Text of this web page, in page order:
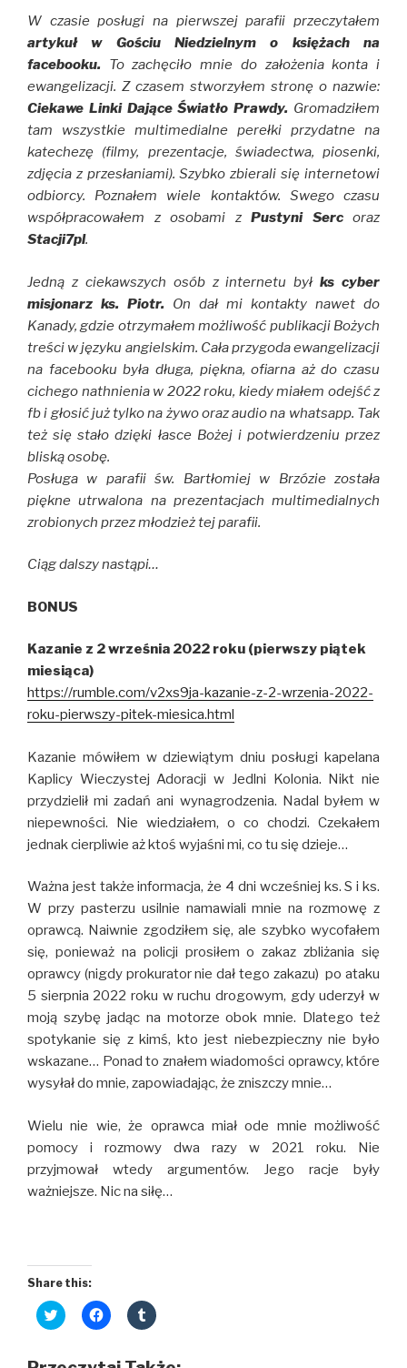
W czasie posługi na pierwszej parafii przeczytałem
artykuł w Gościu Niedzielnym o księżach na
facebooku. To zachęciło mnie do założenia konta i
ewangelizacji. Z czasem stworzyłem stronę o nazwie:
Ciekawe Linki Dające Światło Prawdy. Gromadziłem
tam wszystkie multimedialne perełki przydatne na
katechezę (filmy, prezentacje, świadectwa, piosenki,
zdjęcia z przesłaniami). Szybko zbierali się internetowi
odbiorcy. Poznałem wiele kontaktów. Swego czasu
współpracowałem z osobami z Pustyni Sercoraz
Stacji7pl.
Jedną z ciekawszych osób z internetu byłks cyber
misjonarz ks. Piotr. On dał mi kontakty nawet do
Kanady, gdzie otrzymałem możliwość publikacji Bożych
treści w języku angielskim. Cała przygoda ewangelizacji
na facebooku była długa, piękna, ofiarna aż do czasu
cichego nathnienia w 2022 roku, kiedy miałem odejść z
fb i głosić już tylko na żywo oraz audio na whatsapp. Tak
też się stało dzięki łasce Bożej i potwierdzeniu przez
bliską osobę.
Posługa w parafii św. Bartłomiej w Brzózie została
piękne utrwalona na prezentacjach multimedialnych
zrobionych przez młodzież tej parafii.
Ciąg dalszy nastąpi…
BONUS
Kazanie z 2 września 2022 roku (pierwszy piątek
miesiąca)
https://rumble.com/v2xs9ja-kazanie-z-2-wrzenia-2022-
roku-pierwszy-pitek-miesica.html
Kazanie mówiłem w dziewiątym dniu posługi kapelana
Kaplicy Wieczystej Adoracji w Jedlni Kolonia. Nikt nie
przydzielił mi zadań ani wynagrodzenia. Nadal byłem w
niepewności. Nie wiedziałem, o co chodzi. Czekałem
jednak cierpliwie aż ktoś wyjaśni mi, co tu się dzieje…
Ważna jest także informacja, że 4 dni wcześniej ks. S i ks.
W przy pasterzu usilnie namawiali mnie na rozmowę z
oprawcą. Naiwnie zgodziłem się, ale szybko wycofałem
się, ponieważ na policji prosiłem o zakaz zbliżania się
oprawcy (nigdy prokurator nie dał tego zakazu) po ataku
5 sierpnia 2022 roku w ruchu drogowym, gdy uderzył w
moją szybę jadąc na motorze obok mnie. Dlatego też
spotykanie się z kimś, kto jest niebezpieczny nie było
wskazane… Ponad to znałem wiadomości oprawcy, które
wysyłał do mnie, zapowiadając, że zniszczy mnie…
Wielu nie wie, że oprawca miał ode mnie możliwość
pomocy i rozmowy dwa razy w 2021 roku. Nie
przyjmował wtedy argumentów. Jego racje były
ważniejsze. Nic na siłę…
Share this:
C
l
C
l
C
l